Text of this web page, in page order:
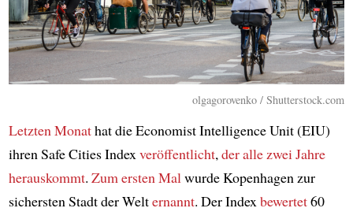
olgagorovenko / Shutterstock.com
Letzten Monathat die Economist Intelligence Unit (EIU)
ihren Safe Cities Index veröffentlicht, deralle zwei Jahre
herauskommt. Zum ersten Mal wurde Kopenhagen zur
sichersten Stadt der Welternannt. Der Index bewertet60